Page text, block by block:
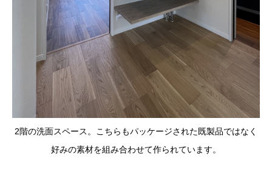
2階の洗面スペース。こちらもパッケージされた既製品ではなく
好みの素材を組み合わせて作られています。